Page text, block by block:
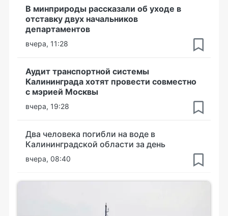
В минприроды рассказали об уходе в
отставку двух начальников
департаментов
вчера, 11:28
Аудит транспортной системы
Калининграда хотят провести совместно
с мэрией Москвы
вчера, 19:28
Два человека погибли на воде в
Калининградской области за день
вчера, 08:40